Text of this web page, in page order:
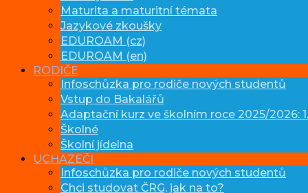
Maturita a maturitní témata
Jazykové zkoušky
EDUROAM (cz)
EDUROAM (en)
RODIČE
Infoschůzka pro rodiče nových studentů
Vstup do Bakalářů
Adaptační kurz ve školním roce 2025/2026:
Školné
Školní jídelna
UCHAZEČI
Infoschůzka pro rodiče nových studentů
Chci studovat ČRG, jak na to?